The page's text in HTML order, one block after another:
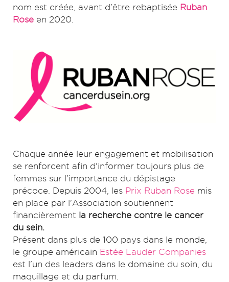
nom est créée, avant d’être rebaptisée Ruban
Rose en 2020.
Chaque année leur engagement et mobilisation
se renforcent afin d'informer toujours plus de
femmes sur l'importance du dépistage
précoce. Depuis 2004, les Prix Ruban Rose mis
en place par l'Association soutiennent
financièrement la recherche contre le cancer
du sein.
Présent dans plus de 100 pays dans le monde,
le groupe américain Estée Lauder Companies
est l'un des leaders dans le domaine du soin, du
maquillage et du parfum.